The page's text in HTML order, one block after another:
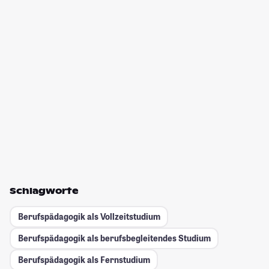
Schlagworte
Berufspädagogik als Vollzeitstudium
Berufspädagogik als berufsbegleitendes Studium
Berufspädagogik als Fernstudium